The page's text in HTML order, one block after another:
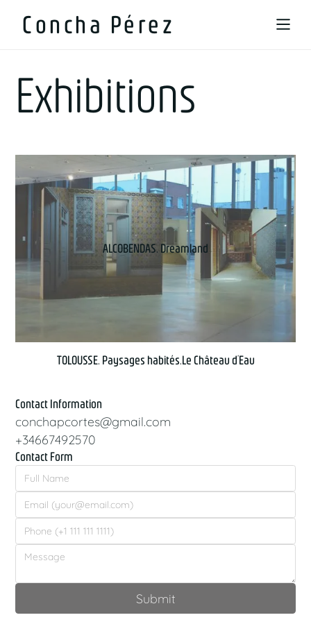
Concha Pérez
Exhibitions
ALCOBENDAS. Dreamland
TOLOUSSE. Paysages habités.Le Château d’Eau
Contact Information
conchapcortes@gmail.com
+34667492570
Contact Form